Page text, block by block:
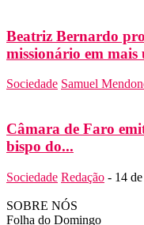
Beatriz Bernardo
missionário em mais
Sociedade Samuel
Câmara de Faro
bispo do...
Sociedade Redação - 14
SOBRE NÓS
Folha do Domingo